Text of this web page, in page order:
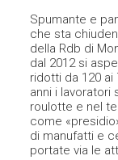
Spumante e
che sta
della Rdb di
dal 2012 si
ridotti da 120
anni i lavoratori
roulotte e nel
come
di manufatti e
portate via le